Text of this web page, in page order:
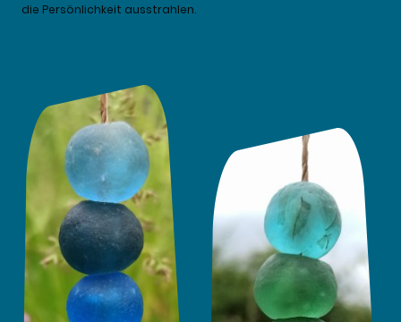
die Persönlichkeit ausstrahlen.